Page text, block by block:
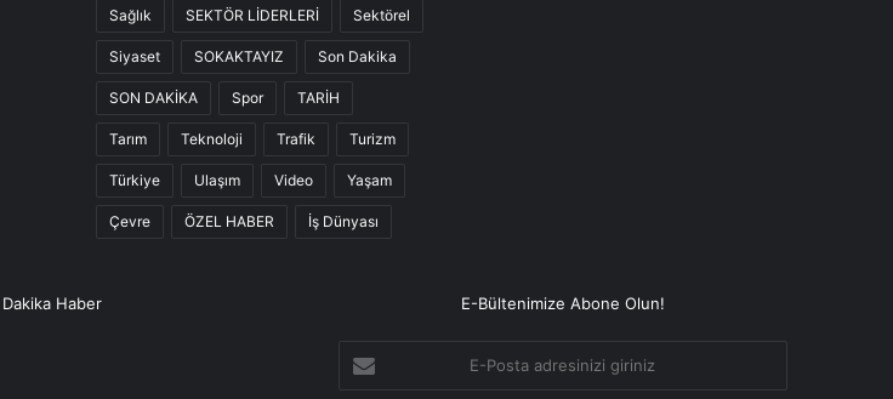
Sağlık SEKTÖR LİDERLERİ Sektörel
Siyaset SOKAKTAYIZ Son Dakika
SON DAKİKA Spor TARİH
Tarım Teknoloji Trafik Turizm
Türkiye Ulaşım Video Yaşam
Çevre ÖZEL HABER İş Dünyası
Haber E-Bültenimize Abone Olun!
Posta